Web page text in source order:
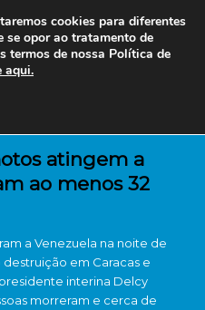
atingem a
ao menos 32
a Venezuela na noite de
em Caracas e
interina Delcy
morreram e cerca de
cookies para diferentes
se opor ao tratamento de
termos de nossa Política de
aqui.